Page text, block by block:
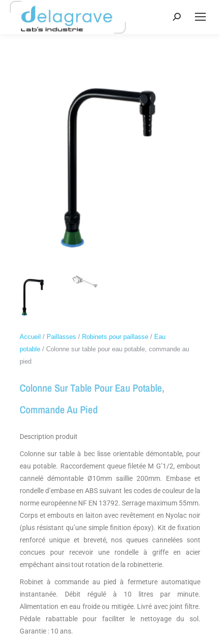
Accueil / Paillasses / Robinets pour paillasse / Eau
potable / Colonne sur table pour eau potable, commande au
pied
Colonne Sur Table Pour Eau Potable,
Commande Au Pied
Description produit
Colonne sur table à bec lisse orientable démontable, pour
eau potable. Raccordement queue filetée M G’1/2, embout
cannelé démontable Ø10mm saillie 200mm. Embase et
rondelle d’embase en ABS suivant les codes de couleur de la
norme européenne NF EN 13792. Serrage maximum 55mm.
Corps et embouts en laiton avec revêtement en Nyolac noir
(plus résistant qu’une simple finition époxy). Kit de fixation
renforcé unique et breveté, nos queues cannelées sont
concues pour recevoir une rondelle à griffe en acier
empêchant ainsi tout rotation de la robinetterie.
Robinet à commande au pied à fermeture automatique
instantanée. Débit régulé à 10 litres par minute.
Alimentation en eau froide ou mitigée. Livré avec joint filtre.
Pédale rabattable pour faciliter le nettoyage du sol.
Garantie : 10 ans.